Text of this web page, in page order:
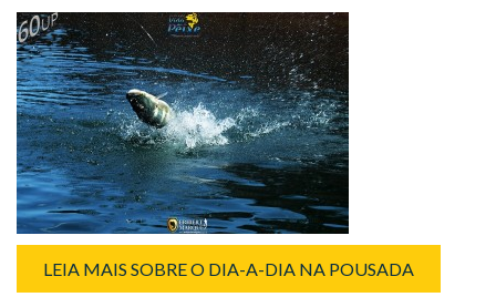
LEIA MAIS SOBRE O DIA-A-DIA NA POUSADA